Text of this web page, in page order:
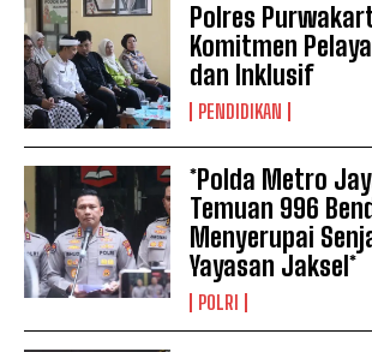
Polres
Komitmen
dan Inklusif
PENDIDIKAN
*Polda Metro
Temuan 996
Menyerupai
Yayasan Jaksel*
POLRI